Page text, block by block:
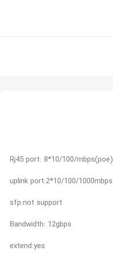
(poe)Rj45 port: 8*10/100/mbps
uplink port:2*10/100/1000mbps
sfp:not support
Bandwidth: 12gbps
extend:yes